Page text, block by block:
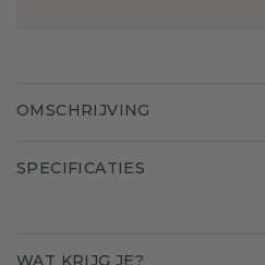
OMSCHRIJVING
SPECIFICATIES
WAT KRIJG JE?